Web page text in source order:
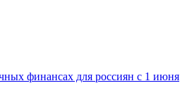
финансах для россиян с 1 июня